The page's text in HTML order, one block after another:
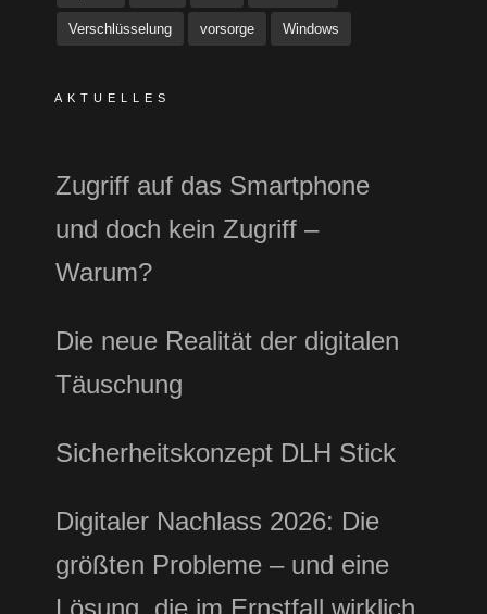
Verschlüsselung vorsorge Windows
AKTUELLES
Zugriff auf das Smartphone
und doch kein Zugriff –
Warum?
Die neue Realität der digitalen
Täuschung
Sicherheitskonzept DLH Stick
Digitaler Nachlass 2026: Die
größten Probleme – und eine
Lösung, die im Ernstfall wirklich